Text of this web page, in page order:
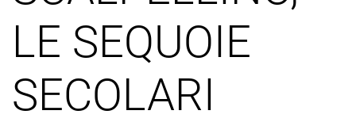
LE SEQUOIE
SECOLARI